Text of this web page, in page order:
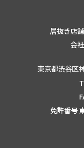
居抜き店
会
東京都渋谷区
免許番号